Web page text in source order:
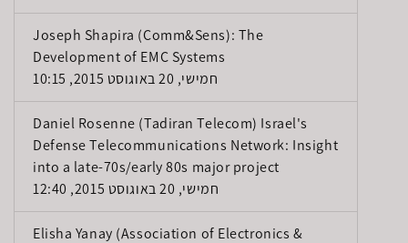
Joseph Shapira (Comm&Sens): The
Development of EMC Systems
חמישי, 20 באוגוסט 2015, 10:15
Daniel Rosenne (Tadiran Telecom) Israel's
Defense Telecommunications Network: Insight
into a late-70s/early 80s major project
חמישי, 20 באוגוסט 2015, 12:40
Elisha Yanay (Association of Electronics &